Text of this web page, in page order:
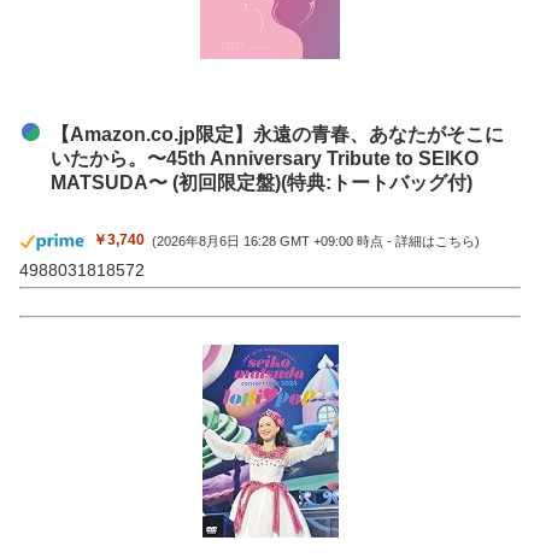
【Amazon.co.jp限定】永遠の青春、あなたがそこに
いたから。〜45th Anniversary Tribute to SEIKO
MATSUDA〜 (初回限定盤)(特典:トートバッグ付)
￥3,740 (2026年8月6日 16:28 GMT +09:00 時点 -詳細はこちら)
4988031818572